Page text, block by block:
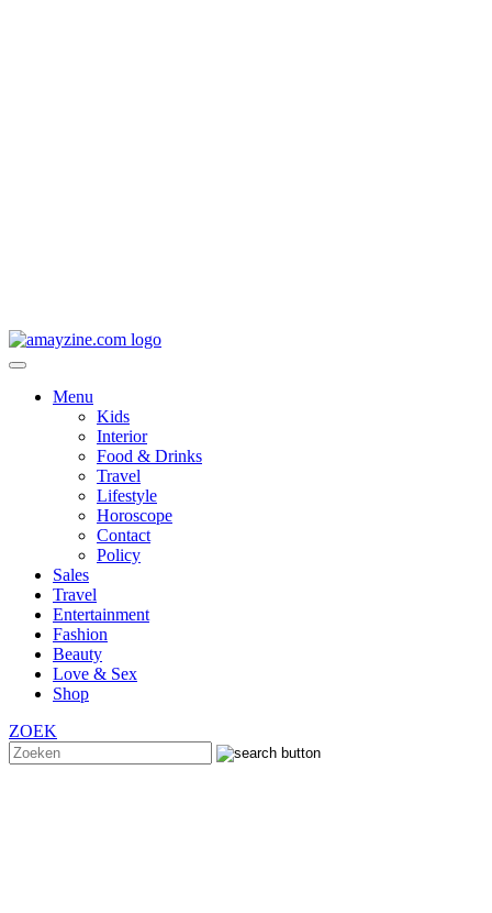
Menu
Kids
Interior
Food & Drinks
Travel
Lifestyle
Horoscope
Contact
Policy
Sales
Travel
Entertainment
Fashion
Beauty
Love & Sex
Shop
ZOEK